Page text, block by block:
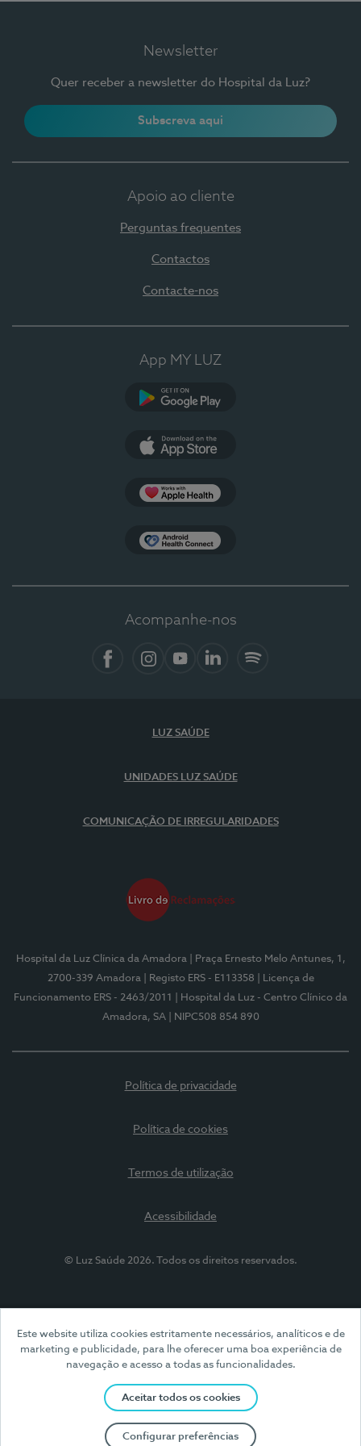
Este website utiliza cookies estritamente necessários, analíticos e de
marketing e publicidade, para lhe oferecer uma boa experiência de
navegação e acesso a todas as funcionalidades.
Aceitar todos os cookies
Configurar preferências
Newsletter
Quer receber a newsletter do Hospital da Luz?
Subscreva aqui
Apoio ao cliente
Perguntas frequentes
Contactos
Contacte-nos
App MY LUZ
Acompanhe-nos
LUZ SAÚDE
UNIDADES LUZ SAÚDE
COMUNICAÇÃO DE IRREGULARIDADES
Hospital da Luz Clínica da Amadora
| Praça Ernesto Melo Antunes, 1,
2700-339 Amadora
| Registo ERS - E113358
| Licença de
Funcionamento ERS - 2463/2011
| Hospital da Luz - Centro Clínico da
Amadora, SA
| NIPC508 854 890
Política de privacidade
Política de cookies
Termos de utilização
Acessibilidade
© Luz Saúde 2026. Todos os direitos reservados.